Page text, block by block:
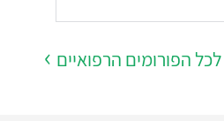
לכל הפורומים הרפואיים